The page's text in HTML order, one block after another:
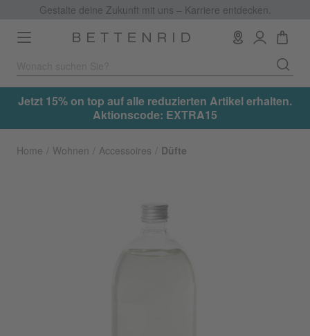
Gestalte deine Zukunft mit uns – Karriere entdecken.
Toggle
navigation
Jetzt 15% on top auf alle reduzierten Artikel erhalten.
Aktionscode: EXTRA15
Home Wohnen Accessoires Düfte